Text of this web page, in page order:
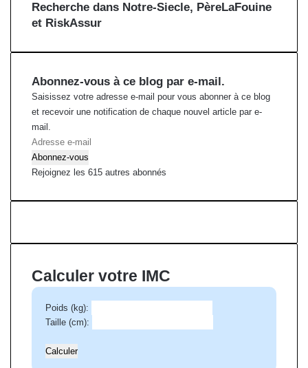
Recherche dans Notre-Siecle, PèreLaFouine
et RiskAssur
Abonnez-vous à ce blog par e-mail.
Saisissez votre adresse e-mail pour vous abonner à ce blog
et recevoir une notification de chaque nouvel article par e-
mail.
A
d
r
s
m
a
Abonnez-vous
Rejoignez les 615 autres abonnés
Calculer votre IMC
Poids (kg):
Taille (cm):